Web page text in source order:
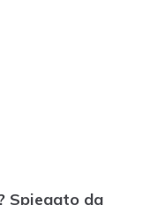
Spiegato da